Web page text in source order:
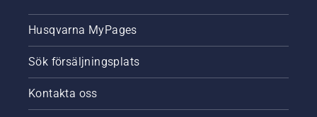
Husqvarna MyPages
Sök försäljningsplats
Kontakta oss